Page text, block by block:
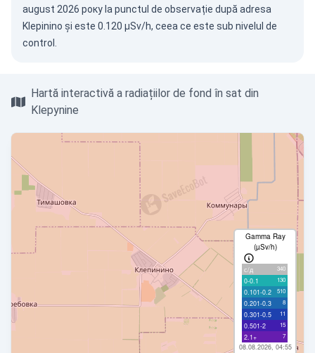
august 2026 року la punctul de observație după adresa
Klepinino și este 0.120 µSv/h, ceea ce este sub nivelul de
control.
Hartă interactivă a radiațiilor de fond în sat din
Klepynine
Gamma Ray
(µSv/h)
с/д 340
0-0.1 130
0.101-0.2 510
0.201-0.3 8
0.301-0.5 11
0.501-2 15
2.1+ 7
08.08.2026, 04:55